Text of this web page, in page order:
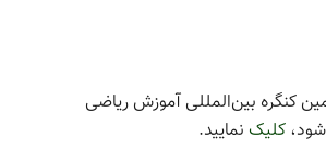
کنگره بین‌المللی آموزش ریاضی
کلیک نمایید.